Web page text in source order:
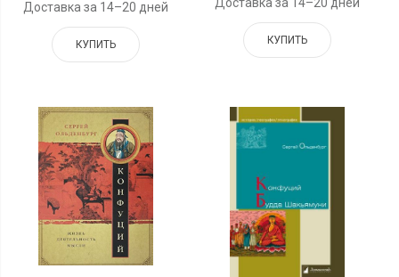
Доставка за 14–20 дней
КУПИТЬ КУПИТЬ